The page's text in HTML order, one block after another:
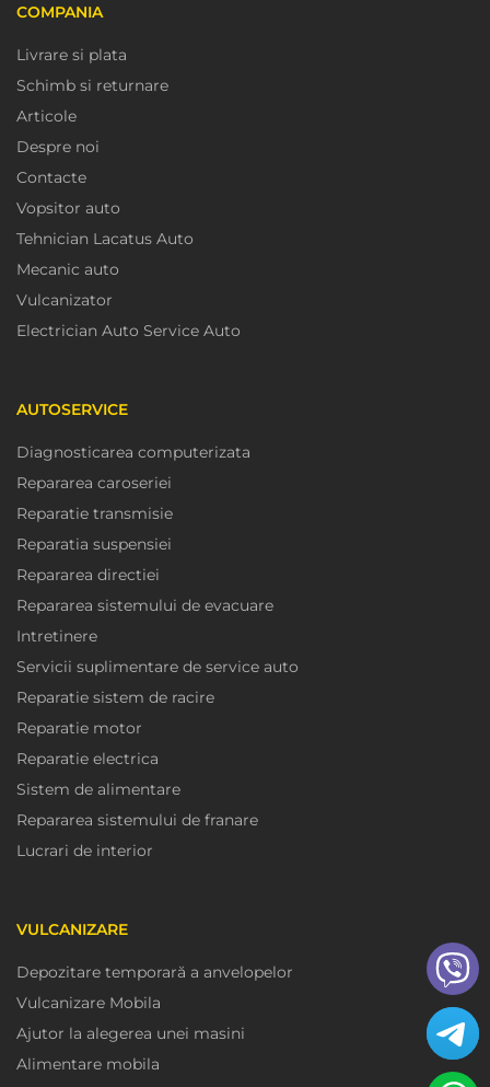
COMPANIA
Livrare si plata
Schimb si returnare
Articole
Despre noi
Contacte
Vopsitor auto
Tehnician Lacatus Auto
Mecanic auto
Vulcanizator
Electrician Auto Service Auto
AUTOSERVICE
Diagnosticarea computerizata
Repararea caroseriei
Reparatie transmisie
Reparatia suspensiei
Repararea directiei
Repararea sistemului de evacuare
Intretinere
Servicii suplimentare de service auto
Reparatie sistem de racire
Reparatie motor
Reparatie electrica
Sistem de alimentare
Repararea sistemului de franare
Lucrari de interior
VULCANIZARE
Depozitare temporară a anvelopelor
Vulcanizare Mobila
Ajutor la alegerea unei masini
Alimentare mobila